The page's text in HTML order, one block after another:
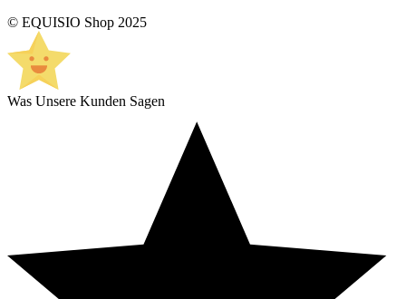
© EQUISIO Shop 2025
Was Unsere Kunden Sagen